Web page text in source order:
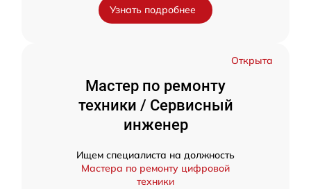
Узнать подробнее
Открыта
Мастер по ремонту
техники / Сервисный
инженер
Ищем специалиста на должность
Мастера по ремонту цифровой
техники